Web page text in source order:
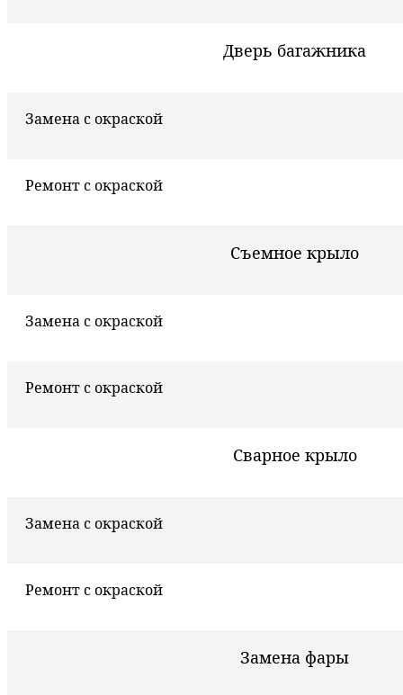
Дверь багажника
Замена с окраской
Ремонт с окраской
Съемное крыло
Замена с окраской
Ремонт с окраской
Сварное крыло
Замена с окраской
Ремонт с окраской
Замена фары